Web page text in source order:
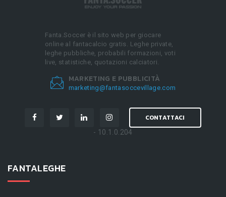
Fanta.Soccer è il sito web per giocare
online al fantacalcio gratis. Leghe private,
leghe pubbliche, probabili formazioni, voti
live, statistiche, quotazioni calciatori.
MARKETING E PUBBLICITÀ
marketing@fantasoccevillage.com
CONTATTACI
- 10.1.0.204
FANTALEGHE